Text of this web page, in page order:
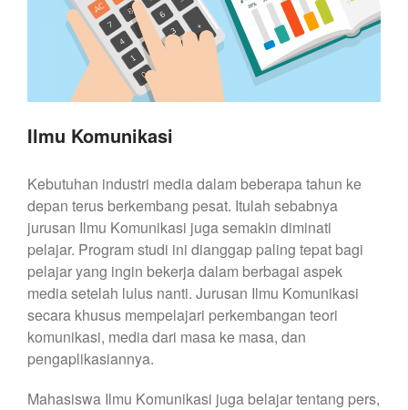
Ilmu Komunikasi
Kebutuhan industri media dalam beberapa tahun ke
depan terus berkembang pesat. Itulah sebabnya
jurusan Ilmu Komunikasi juga semakin diminati
pelajar. Program studi ini dianggap paling tepat bagi
pelajar yang ingin bekerja dalam berbagai aspek
media setelah lulus nanti. Jurusan Ilmu Komunikasi
secara khusus mempelajari perkembangan teori
komunikasi, media dari masa ke masa, dan
pengaplikasiannya.
Mahasiswa Ilmu Komunikasi juga belajar tentang pers,